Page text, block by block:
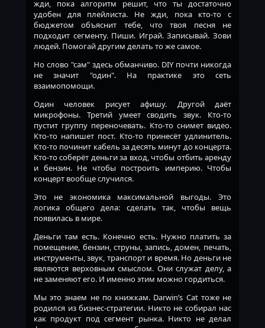
жди, пока алгоритм решит, что ты достаточно
удобен для плейлиста. Не жди, пока кто-то с
бюджетом объяснит тебе, что твоя песня не
подходит сегменту. Пиши. Играй. Записывай. Зови
людей. Помогай другим делать то же самое.
Но слово "сам" здесь обманчиво. DIY почти никогда
не значит "один". На практике это сеть
взаимопомощи.
Один человек рисует афишу. Другой даёт
микрофоны. Третий умеет сводить звук. Кто-то
пустит группу переночевать. Кто-то снимет видео.
Кто-то напишет пост. Кто-то принесёт удлинитель.
Кто-то починит кабель за десять минут до концерта.
Кто-то соберёт деньги за вход, чтобы отбить аренду
и бензин. Не чтобы построить империю. Чтобы
концерт вообще случился.
Это не экономика максимальной выгоды. Это
логика общего дела: сделать так, чтобы вещь
появилась в мире.
Деньги там есть. Конечно есть. Нужно платить за
помещение, бензин, струны, запись, домен, печать,
инструменты, звук, транспорт и время. Но деньги не
являются верховным смыслом. Они служат делу, а
не заменяют его. И именно этим можно гордиться.
Мы это знаем не по книжкам. Darwin’s Cat тоже не
родился из бизнес-стратегии. Никто не собирал нас
как продукт под сегмент рынка. Никто не делал